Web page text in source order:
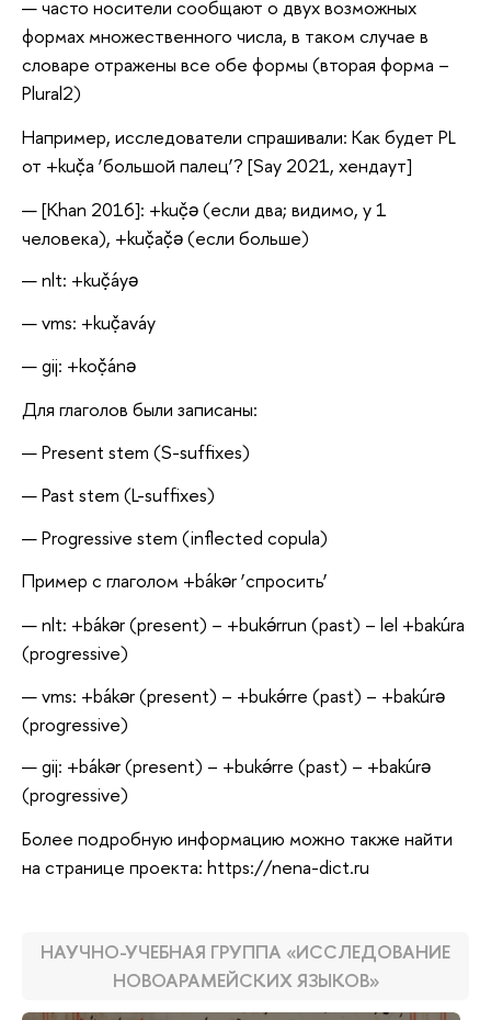
часто носители сообщают о двух возможных
формах множественного числа, в таком случае в
словаре отражены все обе формы (вторая форма –
Plural2)
Например, исследователи спрашивали: Как будет PL
от +kuč̣a ‘большой палец’? [Say 2021, хендаут]
[Khan 2016]: +kuč̣ə (если два; видимо, у 1
человека), +kuč̣ač̣ə (если больше)
nlt: +kuč̣áyə
vms: +kuč̣aváy
gij: +koč̣ánə
Для глаголов были записаны:
Present stem (S-suffixes)
Past stem (L-suffixes)
Progressive stem (inflected copula)
Пример c глаголом +bákər ‘спросить’
nlt: +bákər (present) – +bukə́rrun (past) – lel +bakúra
(progressive)
vms: +bákər (present) – +bukə́rre (past) – +bakúrə
(progressive)
gij: +bákər (present) – +bukə́rre (past) – +bakúrə
(progressive)
Более подробную информацию можно также найти
на странице проекта: https://nena-dict.ru
НАУЧНО-УЧЕБНАЯ ГРУППА «ИССЛЕДОВАНИЕ
НОВОАРАМЕЙСКИХ ЯЗЫКОВ»